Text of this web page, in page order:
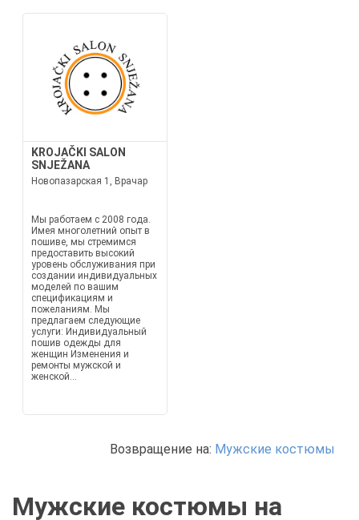
KROJAČKI SALON
SNJEŽANA
Новопазарская 1, Врачар
Мы работаем с 2008 года.
Имея многолетний опыт в
пошиве, мы стремимся
предоставить высокий
уровень обслуживания при
создании индивидуальных
моделей по вашим
спецификациям и
пожеланиям. Мы
предлагаем следующие
услуги: Индивидуальный
пошив одежды для
женщин Изменения и
ремонты мужской и
женской...
Возвращение на: Мужские костюмы
Мужские костюмы на